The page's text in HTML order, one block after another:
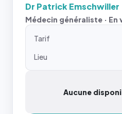
Dr Patrick Emschwiller
Médecin généraliste · En
Tarif
Lieu
Aucune